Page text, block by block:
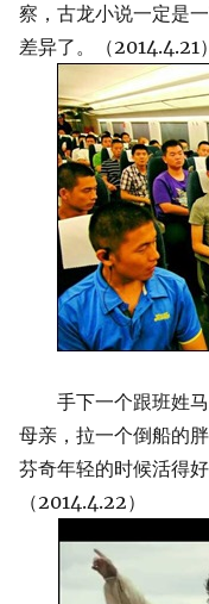
察，古龙小说一定是
差异了。（2014.4.21）
手下一个跟班姓马
母亲，拉一个倒船的
芬奇年轻的时候活得
（2014.4.22）